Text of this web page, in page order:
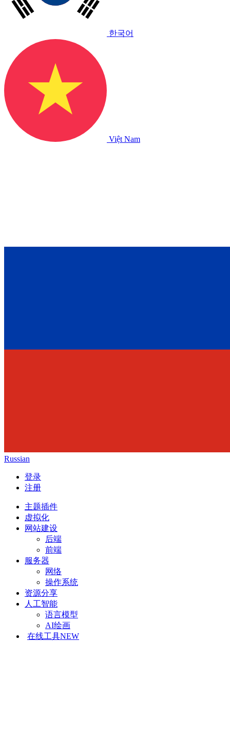
한국어
Việt Nam
Russian
登录
注册
主题插件
虚拟化
网站建设
后端
前端
服务器
网络
操作系统
资源分享
人工智能
语言模型
AI绘画
在线工具NEW